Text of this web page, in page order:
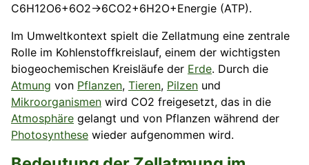
C6H12O6+6O2→6CO2+6H2O+Energie (ATP).
Im Umweltkontext spielt die Zellatmung eine zentrale
Rolle im Kohlenstoffkreislauf, einem der wichtigsten
biogeochemischen Kreisläufe der Erde. Durch die
Atmung von Pflanzen, Tieren, Pilzen und
Mikroorganismen wird CO2 freigesetzt, das in die
Atmosphäre gelangt und von Pflanzen während der
Photosynthese wieder aufgenommen wird.